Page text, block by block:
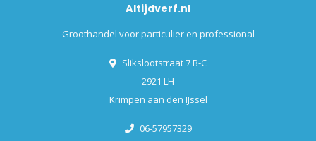
Altijdverf.nl
Groothandel voor particulier en professional
Slikslootstraat 7 B-C
2921 LH
Krimpen aan den IJssel
06-57957329